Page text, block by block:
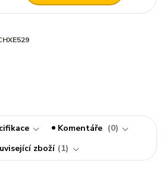
Komentáře
0
zboží
1